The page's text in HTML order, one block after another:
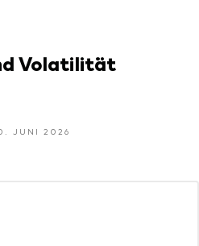
Volatilität
JUNI 2026